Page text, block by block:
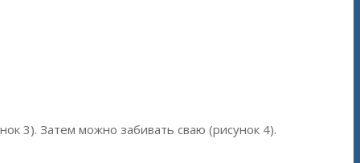
3). Затем можно забивать сваю (рисунок 4).